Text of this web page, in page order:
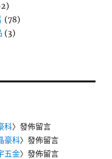
(78)
(3)
科〉發佈留言
豪科〉發佈留言
五金〉發佈留言